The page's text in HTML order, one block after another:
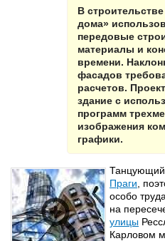
В
дома»
передовые
материалы и
времени.
фасадов
расчетов.
здание с
программ
изображения
графики.
Танцующий
Праги ,
особо
на
улицы
Карловом